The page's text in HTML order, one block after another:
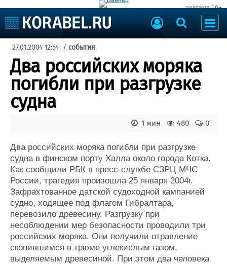
реклама 16+
Судоходство
Судоремонт
События
Пресс-релизы
Порты
ВМФ
Образование
Судостроение
Пульс
Новости
Компании
Репутация
Работа
Крюинг
Журнал
Реклама
Торговая площадка
Доска объявлений
Продажа флота
Оборудование
Изделия
Материалы
Услуги
27.01.2004 12:54 / события
Два российских моряка
погибли при разгрузке
судна
0
480
1 мин
Два российских моряка погибли при разгрузке
судна в финском порту Халла около города Котка.
Как сообщили РБК в пресс-службе СЗРЦ МЧС
России, трагедия произошла 25 января 2004г.
Зафрахтованное датской судоходной кампанией
судно, ходящее под флагом Гибралтара,
перевозило древесину. Разгрузку при
несоблюдении мер безопасности проводили три
российских моряка. Они получили отравление
скопившимся в трюме углекислым газом,
выделяемым древесиной. При этом два человека